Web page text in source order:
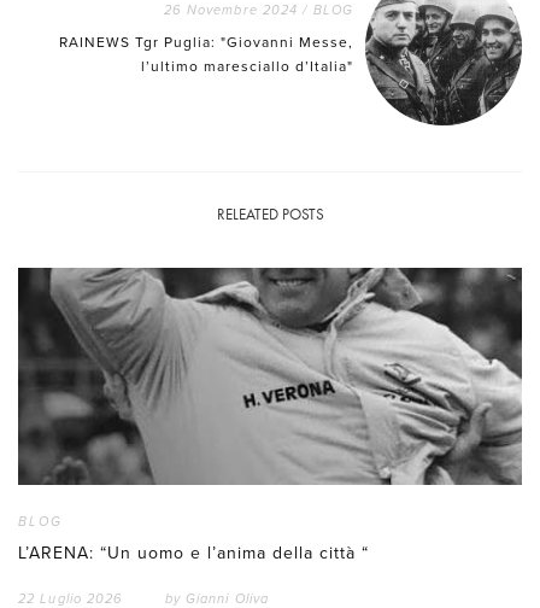
26 Novembre 2024 / BLOG
RAINEWS Tgr Puglia: "Giovanni Messe,
l’ultimo maresciallo d’Italia"
RELEATED POSTS
BLOG
L’ARENA: “Un uomo e l’anima della città “
22 Luglio 2026 by Gianni Oliva